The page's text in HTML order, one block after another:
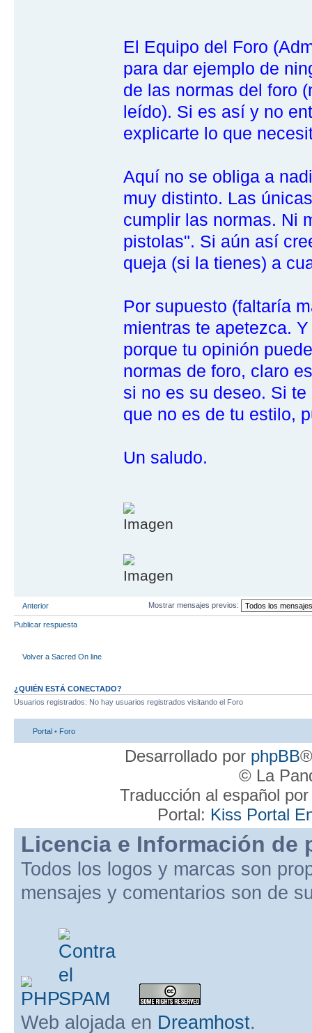
El Equipo del Foro
para dar ejemplo de
de las normas del foro
leído). Si es así y no
explicarte lo que
Aquí no se obliga a
muy distinto. Las
cumplir las normas. Ni
pistolas". Si aún así
queja (si la tienes) a
Por supuesto (faltaría
mientras te apetezca.
porque tu opinión
normas de foro, claro
si no es su deseo. Si
que no es de tu estilo,
Un saludo.
Anterior Mostrar mensajes previos:
Publicar respuesta
Volver a Sacred On line
¿QUIÉN ESTÁ CONECTADO?
Usuarios registrados: No hay usuarios registrados visitando el Foro
Portal • Foro
Desarrollado por phpBB
© La
Traducción al español
Portal: Kiss Portal
Licencia e Información de
Todos los logos y marcas son
mensajes y comentarios son de
Web alojada en Dreamhost.